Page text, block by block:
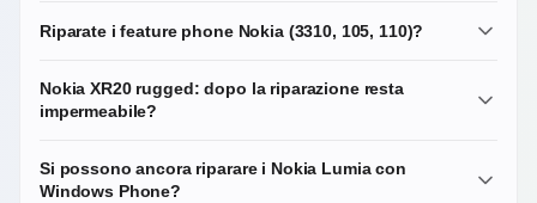
Riparate i feature phone Nokia (3310, 105, 110)?
componenti spesso difficili da reperire e a volte il costo
della riparazione si avvicina al costo di un dispositivo
interventi semplici possiamo intervenire.
Nokia XR20 rugged: dopo la riparazione resta
impermeabile?
certificazione IP68 e MIL-STD-810H è garantita dal
Si possono ancora riparare i Nokia Lumia con
Windows Phone?